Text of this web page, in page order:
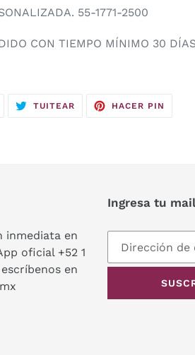
55-1771-2500
CON TIEMPO MÍNIMO 30
TUITEAR TUITEARHACER PIN
inmediata en
oficial +52 1
escríbenos en
Ingresa tu mail